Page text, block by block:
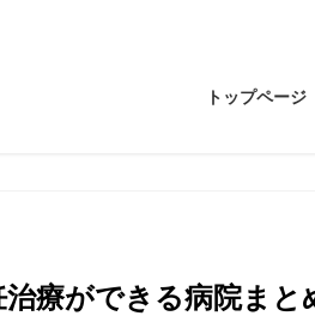
トップページ
治療ができる病院まと